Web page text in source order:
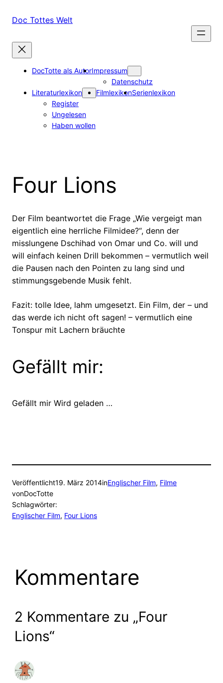
InhaltDoc Tottes Welt
DocTotte als AutorImpressum
Datenschutz
Literaturlexikon
Register
Ungelesen
Haben wollen
FilmlexikonSerienlexikon
Four Lions
Der Film beantwortet die Frage „Wie vergeigt man
eigentlich eine herrliche Filmidee?“, denn der
misslungene Dschihad von Omar und Co. will und
will einfach keinen Drill bekommen – vermutlich weil
die Pausen nach den Pointen zu lang sind und
stimmungsgebende Musik fehlt.
Fazit: tolle Idee, lahm umgesetzt. Ein Film, der – und
das werde ich nicht oft sagen! – vermutlich eine
Tonspur mit Lachern bräuchte
Gefällt mir:
Gefällt mir Wird geladen …
Veröffentlicht19. März 2014inEnglischer Film, Filme
vonDocTotte
Schlagwörter:
Englischer Film, Four Lions
Kommentare
2 Kommentare zu „Four
Lions“